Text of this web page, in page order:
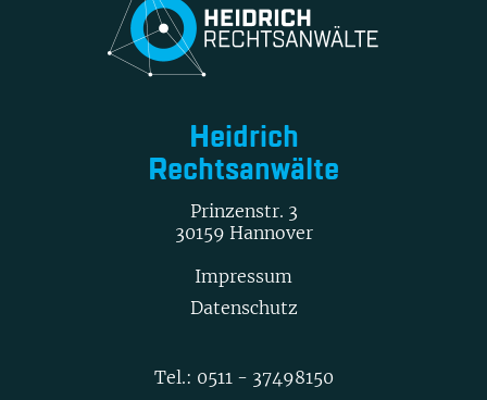
Heidrich
Rechtsanwälte
Prinzenstr. 3
30159 Hannover
Impressum
Datenschutz
Tel.: 0511 - 37498150